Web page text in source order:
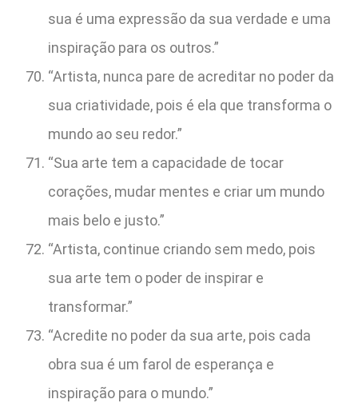
sua é uma expressão da sua verdade e uma
inspiração para os outros.”
“Artista, nunca pare de acreditar no poder da
sua criatividade, pois é ela que transforma o
mundo ao seu redor.”
“Sua arte tem a capacidade de tocar
corações, mudar mentes e criar um mundo
mais belo e justo.”
“Artista, continue criando sem medo, pois
sua arte tem o poder de inspirar e
transformar.”
“Acredite no poder da sua arte, pois cada
obra sua é um farol de esperança e
inspiração para o mundo.”